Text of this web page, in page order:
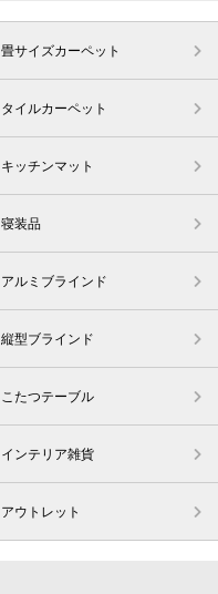
畳サイズカーペット
タイルカーペット
キッチンマット
寝装品
アルミブラインド
縦型ブラインド
こたつテーブル
インテリア雑貨
アウトレット